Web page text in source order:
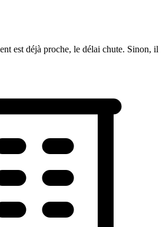
est déjà proche, le délai chute. Sinon, il